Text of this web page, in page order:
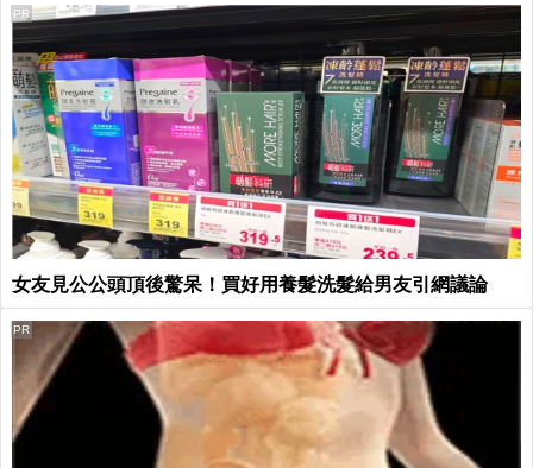
女友見公公頭頂後驚呆！買好用養髮洗髮給男友引網議論
PR
PR